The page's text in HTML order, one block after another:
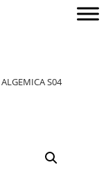
ALGEMICA S04